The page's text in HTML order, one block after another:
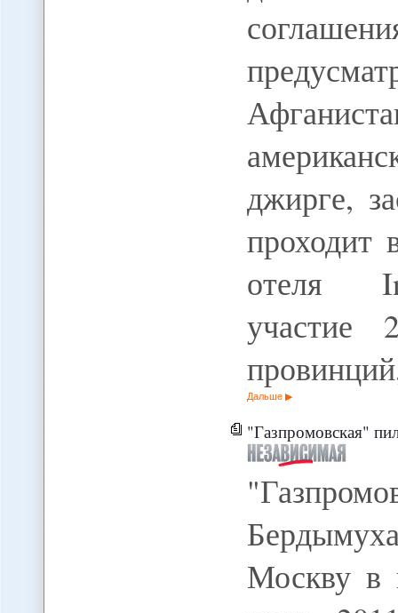
джирге,
проходит
отеля
участие
Дальше
"Газпромовская" пилюля для
Москву в